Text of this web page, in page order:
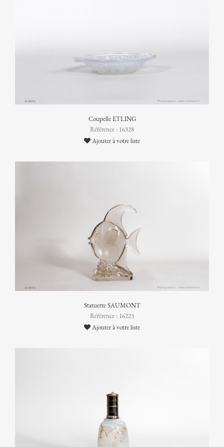
Coupelle ETLING
Référence : 16328
Ajouter à votre liste
Statuette SAUMONT
Référence : 16223
Ajouter à votre liste